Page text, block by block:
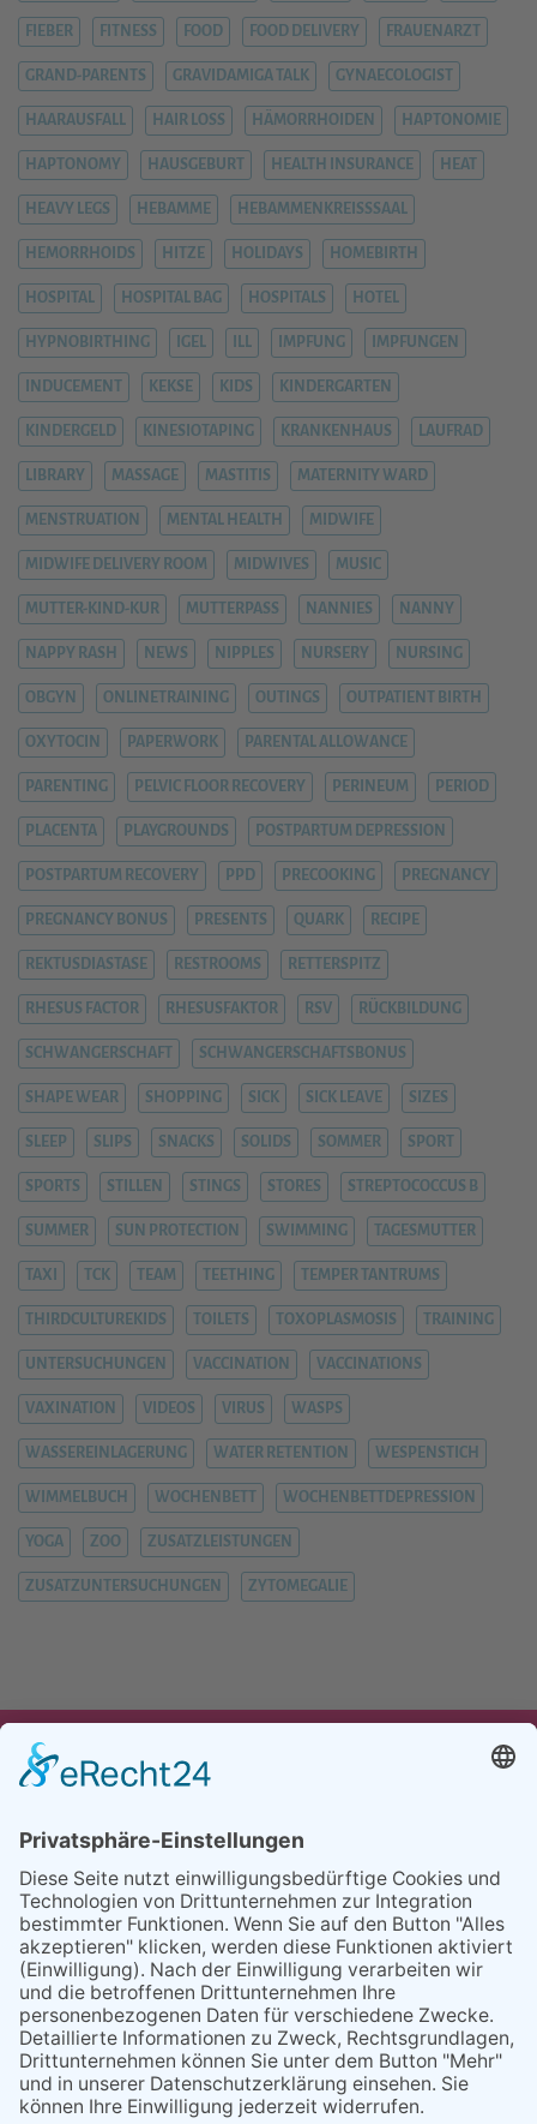
FIEBER FITNESS FOOD FOOD DELIVERY FRAUENARZT
GRAND-PARENTS GRAVIDAMIGA TALK GYNAECOLOGIST
HAARAUSFALL HAIR LOSS HÄMORRHOIDEN HAPTONOMIE
HAPTONOMY HAUSGEBURT HEALTH INSURANCE HEAT
HEAVY LEGS HEBAMME HEBAMMENKREISSSAAL
HEMORRHOIDS HITZE HOLIDAYS HOMEBIRTH
HOSPITAL HOSPITAL BAG HOSPITALS HOTEL
HYPNOBIRTHING IGEL ILL IMPFUNG IMPFUNGEN
INDUCEMENT KEKSE KIDS KINDERGARTEN
KINDERGELD KINESIOTAPING KRANKENHAUS LAUFRAD
LIBRARY MASSAGE MASTITIS MATERNITY WARD
MENSTRUATION MENTAL HEALTH MIDWIFE
MIDWIFE DELIVERY ROOM MIDWIVES MUSIC
MUTTER-KIND-KUR MUTTERPASS NANNIES NANNY
NAPPY RASH NEWS NIPPLES NURSERY NURSING
OBGYN ONLINETRAINING OUTINGS OUTPATIENT BIRTH
OXYTOCIN PAPERWORK PARENTAL ALLOWANCE
PARENTING PELVIC FLOOR RECOVERY PERINEUM PERIOD
PLACENTA PLAYGROUNDS POSTPARTUM DEPRESSION
POSTPARTUM RECOVERY PPD PRECOOKING PREGNANCY
PREGNANCY BONUS PRESENTS QUARK RECIPE
REKTUSDIASTASE RESTROOMS RETTERSPITZ
RHESUS FACTOR RHESUSFAKTOR RSV RÜCKBILDUNG
SCHWANGERSCHAFT SCHWANGERSCHAFTSBONUS
SHAPE WEAR SHOPPING SICK SICK LEAVE SIZES
SLEEP SLIPS SNACKS SOLIDS SOMMER SPORT
SPORTS STILLEN STINGS STORES STREPTOCOCCUS B
SUMMER SUN PROTECTION SWIMMING TAGESMUTTER
TAXI TCK TEAM TEETHING TEMPER TANTRUMS
THIRDCULTUREKIDS TOILETS TOXOPLASMOSIS TRAINING
UNTERSUCHUNGEN VACCINATION VACCINATIONS
VAXINATION VIDEOS VIRUS WASPS
WASSEREINLAGERUNG WATER RETENTION WESPENSTICH
WIMMELBUCH WOCHENBETT WOCHENBETTDEPRESSION
YOGA ZOO ZUSATZLEISTUNGEN
ZUSATZUNTERSUCHUNGEN ZYTOMEGALIE
UNSER ANGEBOT
PARTNER
REFERENZEN
BLOG
FAQ
KONTAKT
BESUCHEN
BESUCHEN